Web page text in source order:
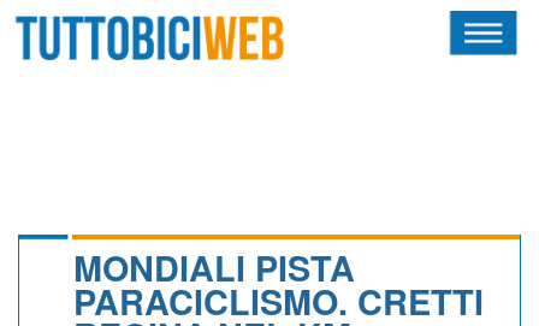
CALENDARIO
MONDIALI PISTA
PARACICLISMO. CRETTI